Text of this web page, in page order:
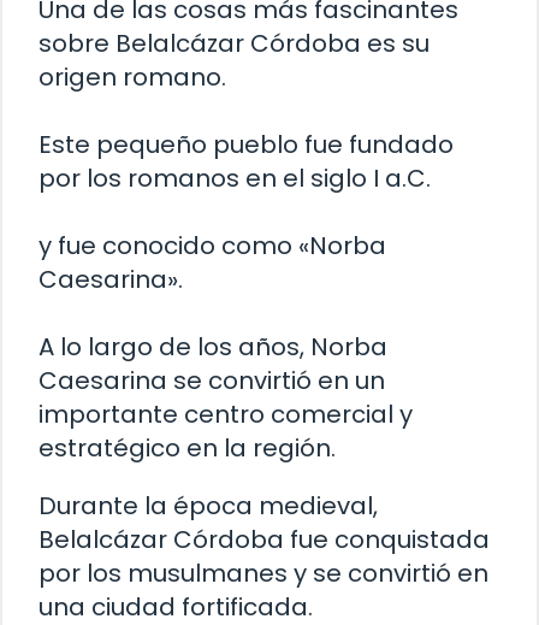
Una de las cosas más fascinantes
sobre Belalcázar Córdoba es su
origen romano.
Este pequeño pueblo fue fundado
por los romanos en el siglo I a.C.
y fue conocido como «Norba
Caesarina».
A lo largo de los años, Norba
Caesarina se convirtió en un
importante centro comercial y
estratégico en la región.
Durante la época medieval,
Belalcázar Córdoba fue conquistada
por los musulmanes y se convirtió en
una ciudad fortificada.